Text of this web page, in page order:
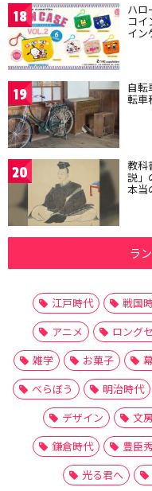
18 ハロ
コ
イン
19 自転
転車
20 教科
説」
本当
ラ
江戸時代 戦国
アニメ
ロング
雑学
お菓子
べらぼう
明治時代
デザイン
文
鎌倉時代
豊臣
光る君へ